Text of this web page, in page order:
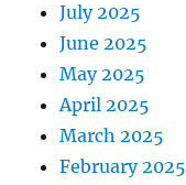
July 2025
June 2025
May 2025
April 2025
March 2025
February 2025